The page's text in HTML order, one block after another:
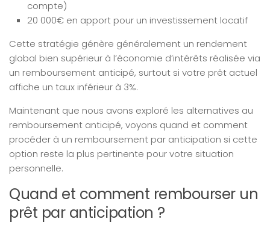
compte)
20 000€ en apport pour un investissement locatif
Cette stratégie génère généralement un rendement
global bien supérieur à l’économie d’intérêts réalisée via
un remboursement anticipé, surtout si votre prêt actuel
affiche un taux inférieur à 3%.
Maintenant que nous avons exploré les alternatives au
remboursement anticipé, voyons quand et comment
procéder à un remboursement par anticipation si cette
option reste la plus pertinente pour votre situation
personnelle.
Quand et comment rembourser un
prêt par anticipation ?